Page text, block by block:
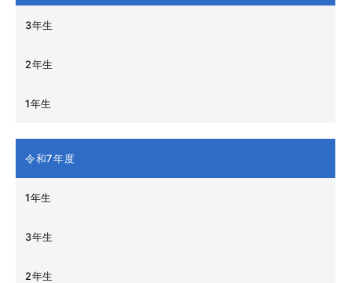
3年生
2年生
1年生
令和7年度
1年生
3年生
2年生